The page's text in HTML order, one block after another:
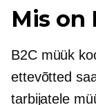
Mis on
B2C müük
ettevõtted
tarbijatele